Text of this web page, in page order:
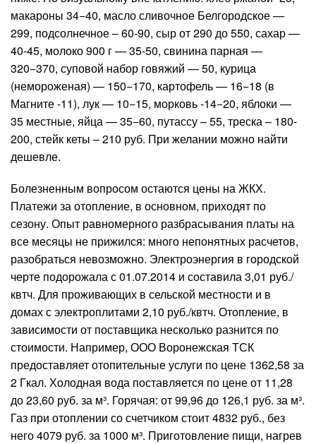
макароны 34−40, масло сливочное Белгородское —
299, подсолнечное – 60-90, сыр от 290 до 550, сахар —
40-45, молоко 900 г — 35-50, свинина парная —
320−370, суповой набор говяжий — 50, курица
(немороженая) — 150−170, картофель — 16−18 (в
Магните -11), лук — 10−15, морковь -14−20, яблоки —
35 местные, яйца — 35−60, путассу – 55, треска – 180-
200, стейк кеты – 210 руб. При желании можно найти
дешевле.
Болезненным вопросом остаются цены на ЖКХ.
Платежи за отопление, в основном, приходят по
сезону. Опыт равномерного разбрасывания платы на
все месяцы не прижился: много непонятных расчетов,
разобраться невозможно. Электроэнергия в городской
черте подорожала с 01.07.2014 и составила 3,01 руб./
квтч. Для проживающих в сельской местности и в
домах с электроплитами 2,10 руб./квтч. Отопление, в
зависимости от поставщика несколько разнится по
стоимости. Например, ООО Воронежская ТСК
предоставляет отопительные услуги по цене 1362,58 за
2 Гкал. Холодная вода поставляется по цене от 11,28
до 23,60 руб. за м³. Горячая: от 99,96 до 126,1 руб. за м³.
Газ при отоплении со счетчиком стоит 4832 руб., без
него 4079 руб. за 1000 м³. Приготовление пищи, нагрев